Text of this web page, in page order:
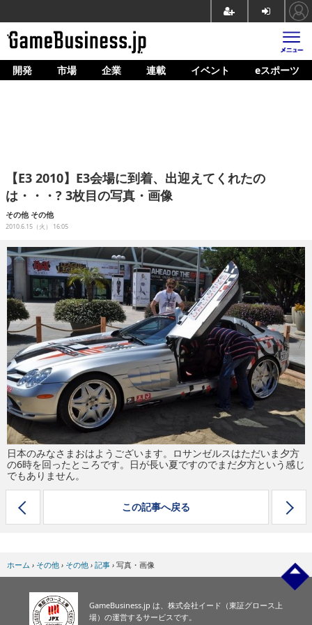
ホーム
企業動向
人材育成
連載
イベント/セミナー
eスポーツ
開発 市場 企業 連載 イベント eスポーツ
【E3 2010】E3会場に到着、出迎えてくれたの
は・・・? 3枚目の写真・画像
その他 その他
2010.6.15（火） 16:05
日本のみなさまおはようございます。ロサンゼルスはただいま夕方
の6時を回ったところです。日が長い夏ですのでまだ夕方という感じ
でもありません。
この記事へ戻る
ホーム › その他 › その他 › 記事 › 写真・画像
GameBusiness.jp は、株式会社イード（東証グロース上
場）の運営するサービスです。